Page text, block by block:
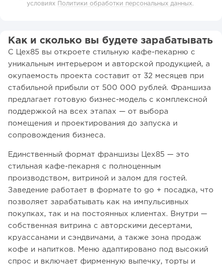
условиях
Политики обработки персональных данных.
Как и сколько вы будете зарабатывать
С Цех85 вы откроете стильную кафе-пекарню с
уникальным интерьером и авторской продукцией, а
окупаемость проекта составит от 32 месяцев при
стабильной прибыли от 500 000 рублей. Франшиза
предлагает готовую бизнес-модель с комплексной
поддержкой на всех этапах — от выбора
помещения и проектирования до запуска и
сопровождения бизнеса.
Единственный формат франшизы Цех85 — это
стильная кафе-пекарня с полноценным
производством, витриной и залом для гостей.
Заведение работает в формате to go + посадка, что
позволяет зарабатывать как на импульсивных
покупках, так и на постоянных клиентах. Внутри —
собственная витрина с авторскими десертами,
круассанами и сэндвичами, а также зона продаж
кофе и напитков. Меню адаптировано под высокий
спрос и включает фирменную выпечку, торты и